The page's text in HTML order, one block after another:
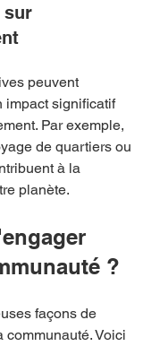
sur
peuvent
impact significatif
Par exemple,
de quartiers ou
à la
planète.
?
façons de
Voici